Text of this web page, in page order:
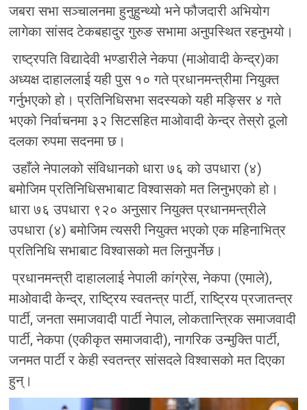
जबरा सभा सञ्चालनमा हुनुहुन्थ्यो भने फौजदारी अभियोग
लागेका सांसद टेकबहादुर गुरुङ सभामा अनुपस्थित रहनुभयो।
राष्ट्रपति विद्यादेवी भण्डारीले नेकपा (माओवादी केन्द्र)का
अध्यक्ष दाहाललाई यही पुस १० गते प्रधानमन्त्रीमा नियुक्त
गर्नुभएको हो। प्रतिनिधिसभा सदस्यको यही मङ्सिर ४ गते
भएको निर्वाचनमा ३२ सिटसहित माओवादी केन्द्र तेस्रो ठूलो
दलका रुपमा सदनमा छ।
उहाँले नेपालको संविधानको धारा ७६ को उपधारा (४)
बमोजिम प्रतिनिधिसभाबाट विश्वासको मत लिनुभएको हो।
धारा ७६ उपधारा ९२० अनुसार नियुक्त प्रधानमन्त्रीले
उपधारा (४) बमोजिम त्यसरी नियुक्त भएको एक महिनाभित्र
प्रतिनिधि सभाबाट विश्वासको मत लिनुपर्नेछ।
प्रधानमन्त्री दाहाललाई नेपाली कांग्रेस, नेकपा (एमाले),
माओवादी केन्द्र, राष्ट्रिय स्वतन्त्र पार्टी, राष्ट्रिय प्रजातन्त्र
पार्टी, जनता समाजवादी पार्टी नेपाल, लोकतान्त्रिक समाजवादी
पार्टी, नेकपा (एकीकृत समाजवादी), नागरिक उन्मुक्ति पार्टी,
जनमत पार्टी र केही स्वतन्त्र सांसदले विश्वासको मत दिएका
हुन्।